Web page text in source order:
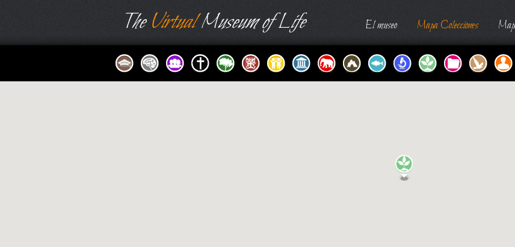
TheVirtualMuseum of Life El museo Mapa Colecciones